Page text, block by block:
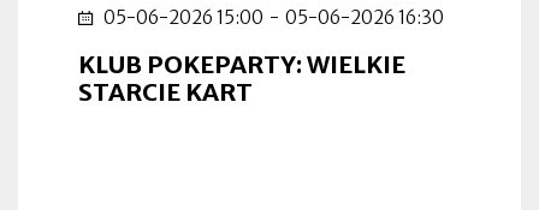
05-06-2026 15:00 - 05-06-2026 16:30
KLUB POKEPARTY: WIELKIE
STARCIE KART